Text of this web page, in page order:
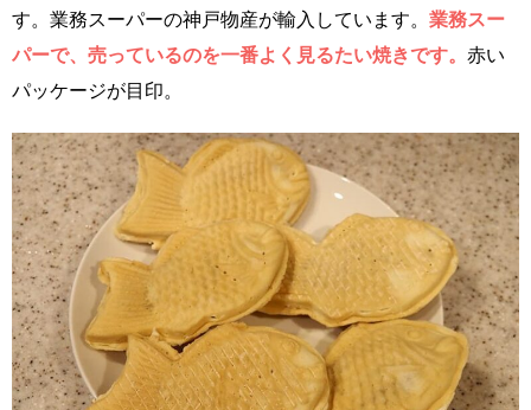
す。業務スーパーの神戸物産が輸入しています。 業務スー
パーで、売っているのを一番よく見るたい焼きです。 赤い
パッケージが目印。